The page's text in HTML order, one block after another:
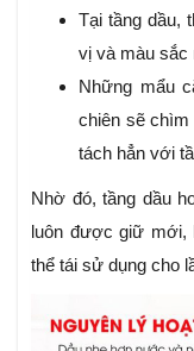
Tại tầng dầu,
vị và màu sắc
Những mẩu
chiên sẽ chìm
tách hẳn với
Nhờ đó, tầng dầu
luôn được giữ mới,
thể tái sử dụng cho